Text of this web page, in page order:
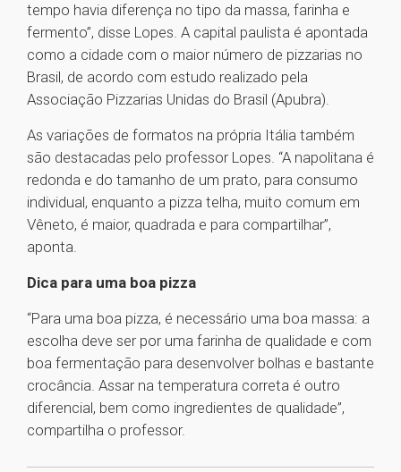
tempo havia diferença no tipo da massa, farinha e
fermento”, disse Lopes. A capital paulista é apontada
como a cidade com o maior número de pizzarias no
Brasil, de acordo com estudo realizado pela
Associação Pizzarias Unidas do Brasil (Apubra).
As variações de formatos na própria Itália também
são destacadas pelo professor Lopes. “A napolitana é
redonda e do tamanho de um prato, para consumo
individual, enquanto a pizza telha, muito comum em
Vêneto, é maior, quadrada e para compartilhar”,
aponta.
Dica para uma boa pizza
“Para uma boa pizza, é necessário uma boa massa: a
escolha deve ser por uma farinha de qualidade e com
boa fermentação para desenvolver bolhas e bastante
crocância. Assar na temperatura correta é outro
diferencial, bem como ingredientes de qualidade”,
compartilha o professor.